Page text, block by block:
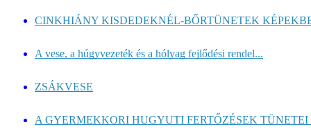
CINKHIÁNY KISDEDEKNÉL-BŐRTÜNETEK
A vese, a húgyvezeték és a hólyag fejlődési rendel...
ZSÁKVESE
A GYERMEKKORI HUGYUTI FERTŐZÉSEK TÜNETEI